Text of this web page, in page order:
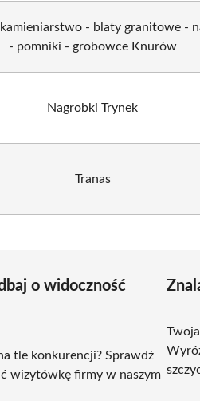
- blaty granitowe -
- pomniki - grobowce Knurów
Nagrobki Trynek
Tranas
o widoczność
tle konkurencji? Sprawdź
wizytówkę firmy w naszym